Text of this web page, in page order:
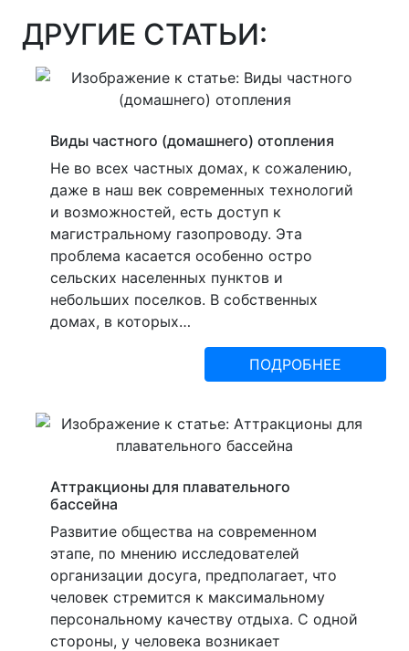
ДРУГИЕ СТАТЬИ:
Виды частного (домашнего) отопления
Не во всех частных домах, к сожалению,
даже в наш век современных технологий
и возможностей, есть доступ к
магистральному газопроводу. Эта
проблема касается особенно остро
сельских населенных пунктов и
небольших поселков. В собственных
домах, в которых…
ПОДРОБНЕЕ
Аттракционы для плавательного
бассейна
Развитие общества на современном
этапе, по мнению исследователей
организации досуга, предполагает, что
человек стремится к максимальному
персональному качеству отдыха. С одной
стороны, у человека возникает